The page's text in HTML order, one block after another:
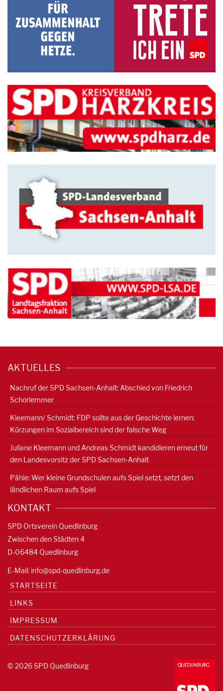
AKTUELLES
Nachruf der SPD Sachsen-Anhalt: Abschied von Friedrich
Schorlemmer
Kleemann/ Schmidt: FDP sollte aus der Geschichte lernen:
Kürzungen im Sozialbereich sind der falsche Weg
Juliane Kleemann und Andreas Schmidt kandidieren erneut für
den Landesvorsitz der SPD Sachsen-Anhalt
Pähle: Wer kleine Grundschulen aufs Spiel setzt, setzt den
ländlichen Raum aufs Spiel
KONTAKT
SPD Ortsverein Quedlinburg
Zwischen den Städten 4
D-06484 Quedlinburg
E-Mail: info@spd-quedlinburg.de
STARTSEITE
LINKS
IMPRESSUM
DATENSCHUTZERKLÄRUNG
© 2026 SPD Quedlinburg